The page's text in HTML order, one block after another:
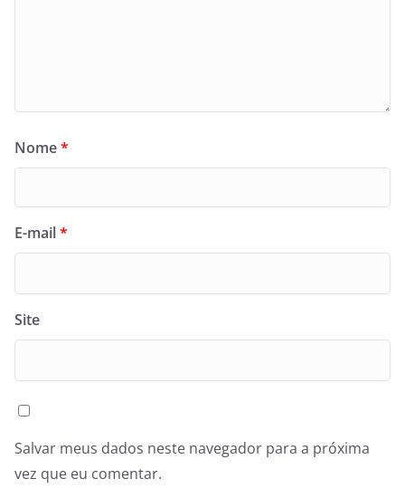
Nome*
E-mail*
Site
Salvar meus dados neste navegador para a próxima
vez que eu comentar.